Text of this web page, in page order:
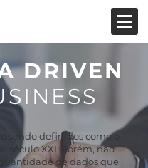
DRIVEN
sendo definidos como o
século XXI. Porém, não
de dados que